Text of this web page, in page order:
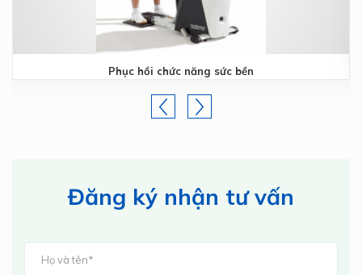
Phục hồi chức năng sức bền
Đăng ký nhận tư vấn